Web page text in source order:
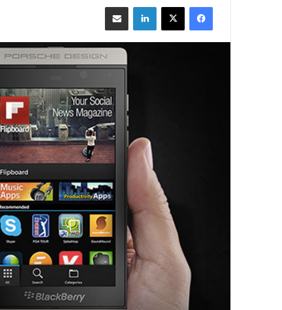
فيسبوك ‫X لينكدإن مشاركة بالبريد الإلكتروني